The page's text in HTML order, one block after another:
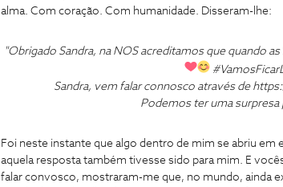
alma. Com coração. Com humanidade. Disseram-lhe:
"Obrigado Sandra, na NOS acreditamos que quando
Sandra, vem falar connosco através de
Podemos ter uma surpresa
Foi neste instante que algo dentro de mim se abriu
aquela resposta também tivesse sido para mim. E
falar convosco, mostraram-me que, no mundo, ainda